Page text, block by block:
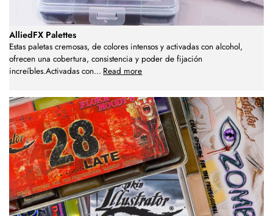
AlliedFX Palettes
Estas paletas cremosas, de colores intensos y activadas con alcohol,
ofrecen una cobertura, consistencia y poder de fijación
increíbles.Activadas con... Read more